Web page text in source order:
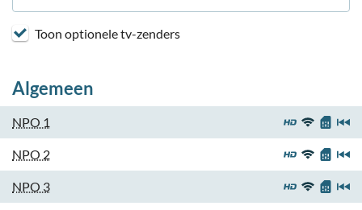
Toon optionele tv-zenders
Algemeen
NPO 1
NPO 2
NPO 3